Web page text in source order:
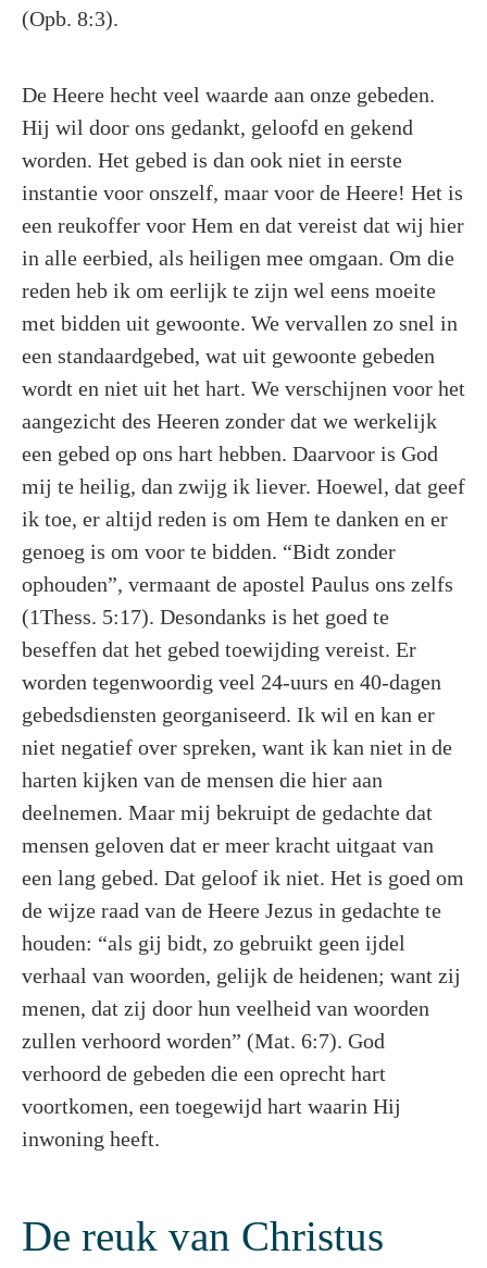
(Opb. 8:3).
De Heere hecht veel waarde aan onze gebeden.
Hij wil door ons gedankt, geloofd en gekend
worden. Het gebed is dan ook niet in eerste
instantie voor onszelf, maar voor de Heere! Het is
een reukoffer voor Hem en dat vereist dat wij hier
in alle eerbied, als heiligen mee omgaan. Om die
reden heb ik om eerlijk te zijn wel eens moeite
met bidden uit gewoonte. We vervallen zo snel in
een standaardgebed, wat uit gewoonte gebeden
wordt en niet uit het hart. We verschijnen voor het
aangezicht des Heeren zonder dat we werkelijk
een gebed op ons hart hebben. Daarvoor is God
mij te heilig, dan zwijg ik liever. Hoewel, dat geef
ik toe, er altijd reden is om Hem te danken en er
genoeg is om voor te bidden. “Bidt zonder
ophouden”, vermaant de apostel Paulus ons zelfs
(1Thess. 5:17). Desondanks is het goed te
beseffen dat het gebed toewijding vereist. Er
worden tegenwoordig veel 24-uurs en 40-dagen
gebedsdiensten georganiseerd. Ik wil en kan er
niet negatief over spreken, want ik kan niet in de
harten kijken van de mensen die hier aan
deelnemen. Maar mij bekruipt de gedachte dat
mensen geloven dat er meer kracht uitgaat van
een lang gebed. Dat geloof ik niet. Het is goed om
de wijze raad van de Heere Jezus in gedachte te
houden: “als gij bidt, zo gebruikt geen ijdel
verhaal van woorden, gelijk de heidenen; want zij
menen, dat zij door hun veelheid van woorden
zullen verhoord worden” (Mat. 6:7). God
verhoord de gebeden die een oprecht hart
voortkomen, een toegewijd hart waarin Hij
inwoning heeft.
De reuk van Christus